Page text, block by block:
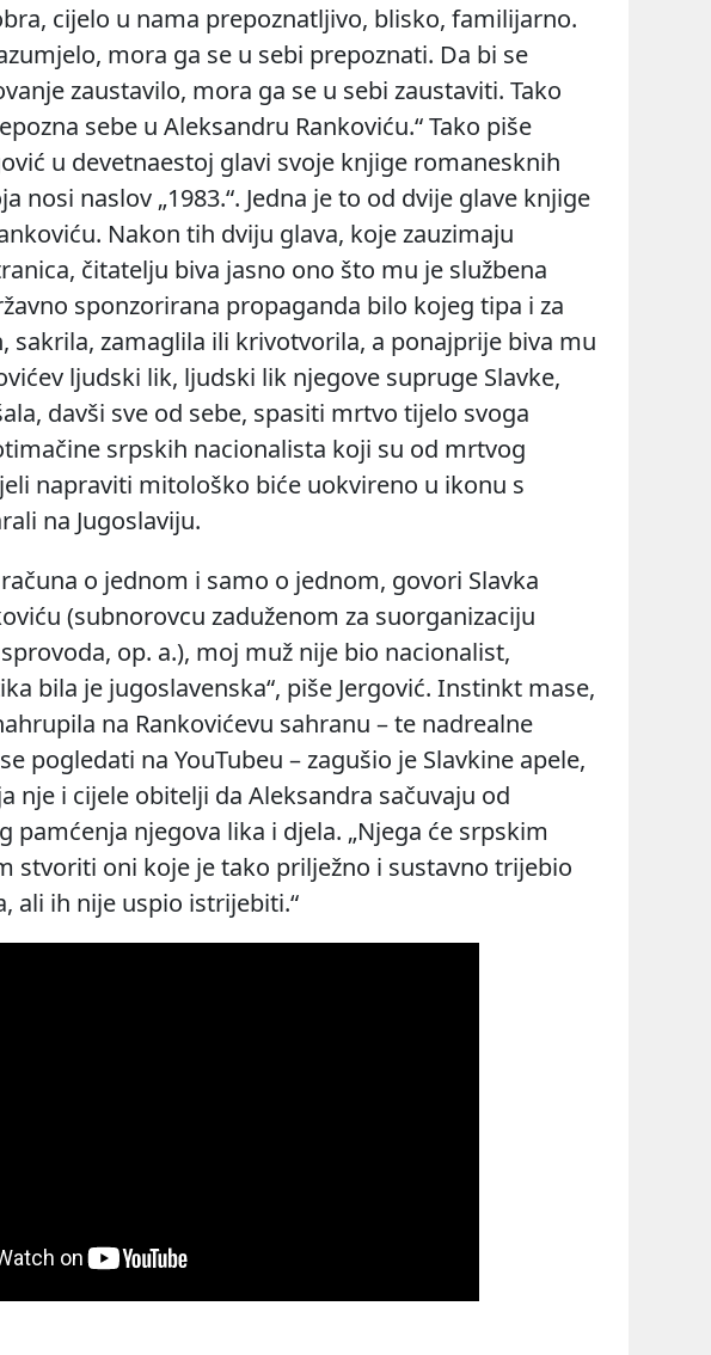
cijelo u nama prepoznatljivo, blisko, familijarno.
mora ga se u sebi prepoznati. Da bi se
zaustavilo, mora ga se u sebi zaustaviti. Tako
sebe u Aleksandru Rankoviću.“ Tako piše
u devetnaestoj glavi svoje knjige romanesknih
nosi naslov „1983.“. Jedna je to od dvije glave knjige
Nakon tih dviju glava, koje zauzimaju
čitatelju biva jasno ono što mu je službena
sponzorirana propaganda bilo kojeg tipa i za
sakrila, zamaglila ili krivotvorila, a ponajprije biva mu
ljudski lik, ljudski lik njegove supruge Slavke,
davši sve od sebe, spasiti mrtvo tijelo svoga
srpskih nacionalista koji su od mrtvog
napraviti mitološko biće uokvireno u ikonu s
na Jugoslaviju.
o jednom i samo o jednom, govori Slavka
(subnorovcu zaduženom za suorganizaciju
op. a.), moj muž nije bio nacionalist,
bila je jugoslavenska“, piše Jergović. Instinkt mase,
na Rankovićevu sahranu – te nadrealne
pogledati na YouTubeu – zagušio je Slavkine apele,
nje i cijele obitelji da Aleksandra sačuvaju od
pamćenja njegova lika i djela. „Njega će srpskim
stvoriti oni koje je tako prilježno i sustavno trijebio
ali ih nije uspio istrijebiti.“